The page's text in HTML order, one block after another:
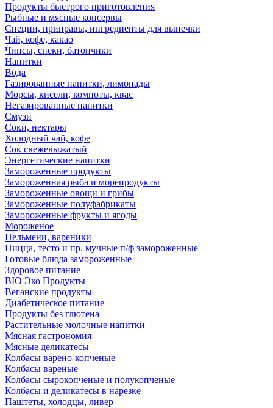
Продукты быстрого приготовления
Рыбные и мясные консервы
Специи, приправы, ингредиенты для выпечки
Чай, кофе, какао
Чипсы, снеки, батончики
Напитки
Вода
Газированные напитки, лимонады
Морсы, кисели, компоты, квас
Негазированные напитки
Смузи
Соки, нектары
Холодный чай, кофе
Сок свежевыжатый
Энергетические напитки
Замороженные продукты
Замороженная рыба и морепродукты
Замороженные овощи и грибы
Замороженные полуфабрикаты
Замороженные фрукты и ягоды
Мороженое
Пельмени, вареники
Пицца, тесто и пр. мучные п/ф замороженные
Готовые блюда замороженные
Здоровое питание
BIO Эко Продукты
Веганские продукты
Диабетическое питание
Продукты без глютена
Растительные молочные напитки
Мясная гастрономия
Мясные деликатесы
Колбасы варено-копченые
Колбасы вареные
Колбасы сырокопченые и полукопченые
Колбасы и деликатесы в нарезке
Паштеты, холодцы, ливер